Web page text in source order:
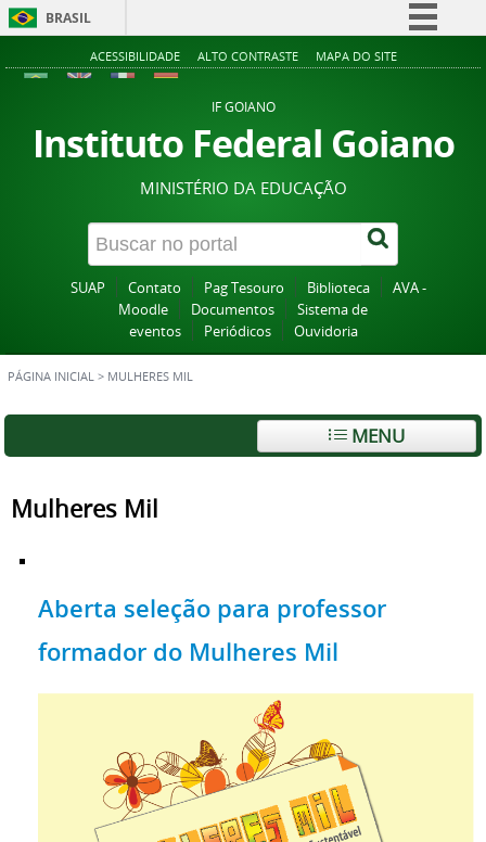
BRASIL
Simplifique!
Acesso à informação
Legislação
Canais
ACESSIBILIDADE ALTO CONTRASTE MAPA DO SITE
IF GOIANO
Instituto Federal Goiano
MINISTÉRIO DA EDUCAÇÃO
SUAP Contato Pag Tesouro Biblioteca
AVA -
Moodle
Documentos
Sistema de
eventos
Periódicos Ouvidoria
PÁGINA INICIAL > MULHERES MIL
MENU
Mulheres Mil
Aberta seleção para professor
formador do Mulheres Mil